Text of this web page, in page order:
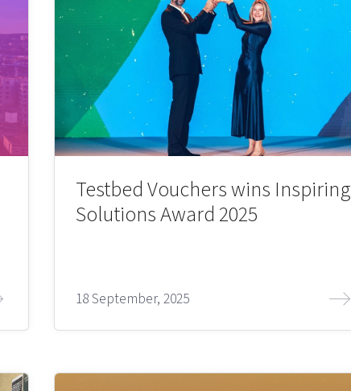
Testbed Vouchers wins Inspiring
Solutions Award 2025
18 September, 2025